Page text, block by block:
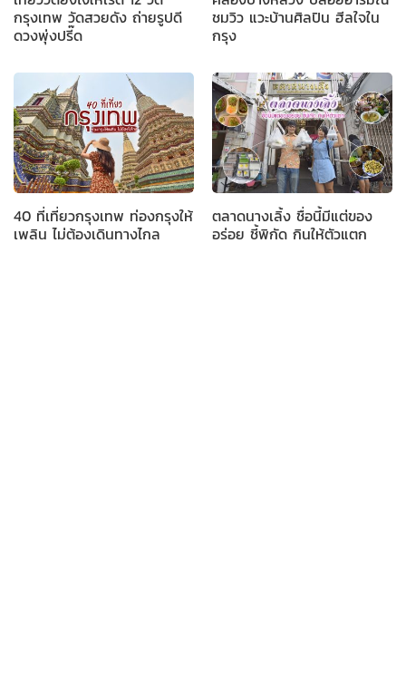
กรุงเทพ วัดสวยดัง ถ่ายรูปดี
ดวงพุ่งปรี๊ด
ชมวิว แวะบ้านศิลปิน ฮีลใจใน
กรุง
40 ที่เที่ยวกรุงเทพ ท่องกรุงให้
เพลิน ไม่ต้องเดินทางไกล
ตลาดนางเลิ้ง ชื่อนี้มีแต่ของ
อร่อย ชี้พิกัด กินให้ตัวแตก